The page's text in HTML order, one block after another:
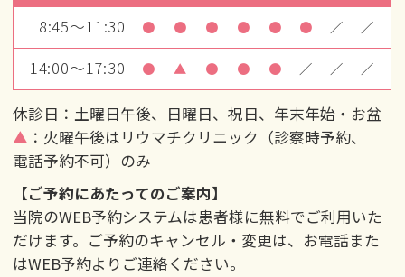
8:45～11:30 ● ● ● ● ● ● ／ ／
14:00～17:30 ● ▲ ● ● ● ／ ／ ／
休診日：土曜日午後、日曜日、祝日、年末年始・お盆
▲ ：火曜午後はリウマチクリニック（診察時予約、
電話予約不可）のみ
【ご予約にあたってのご案内】
当院のWEB予約システムは患者様に無料でご利用いた
だけます。ご予約のキャンセル・変更は、お電話また
はWEB予約よりご連絡ください。